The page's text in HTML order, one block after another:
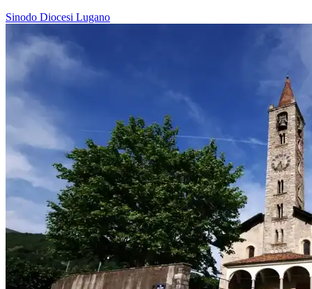
Sinodo Diocesi Lugano